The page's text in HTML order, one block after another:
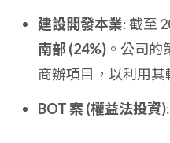
建設開發本業: 截至
南部 (24%) 。公司的
商辦項目，以利用
BOT 案 (權益法投資):